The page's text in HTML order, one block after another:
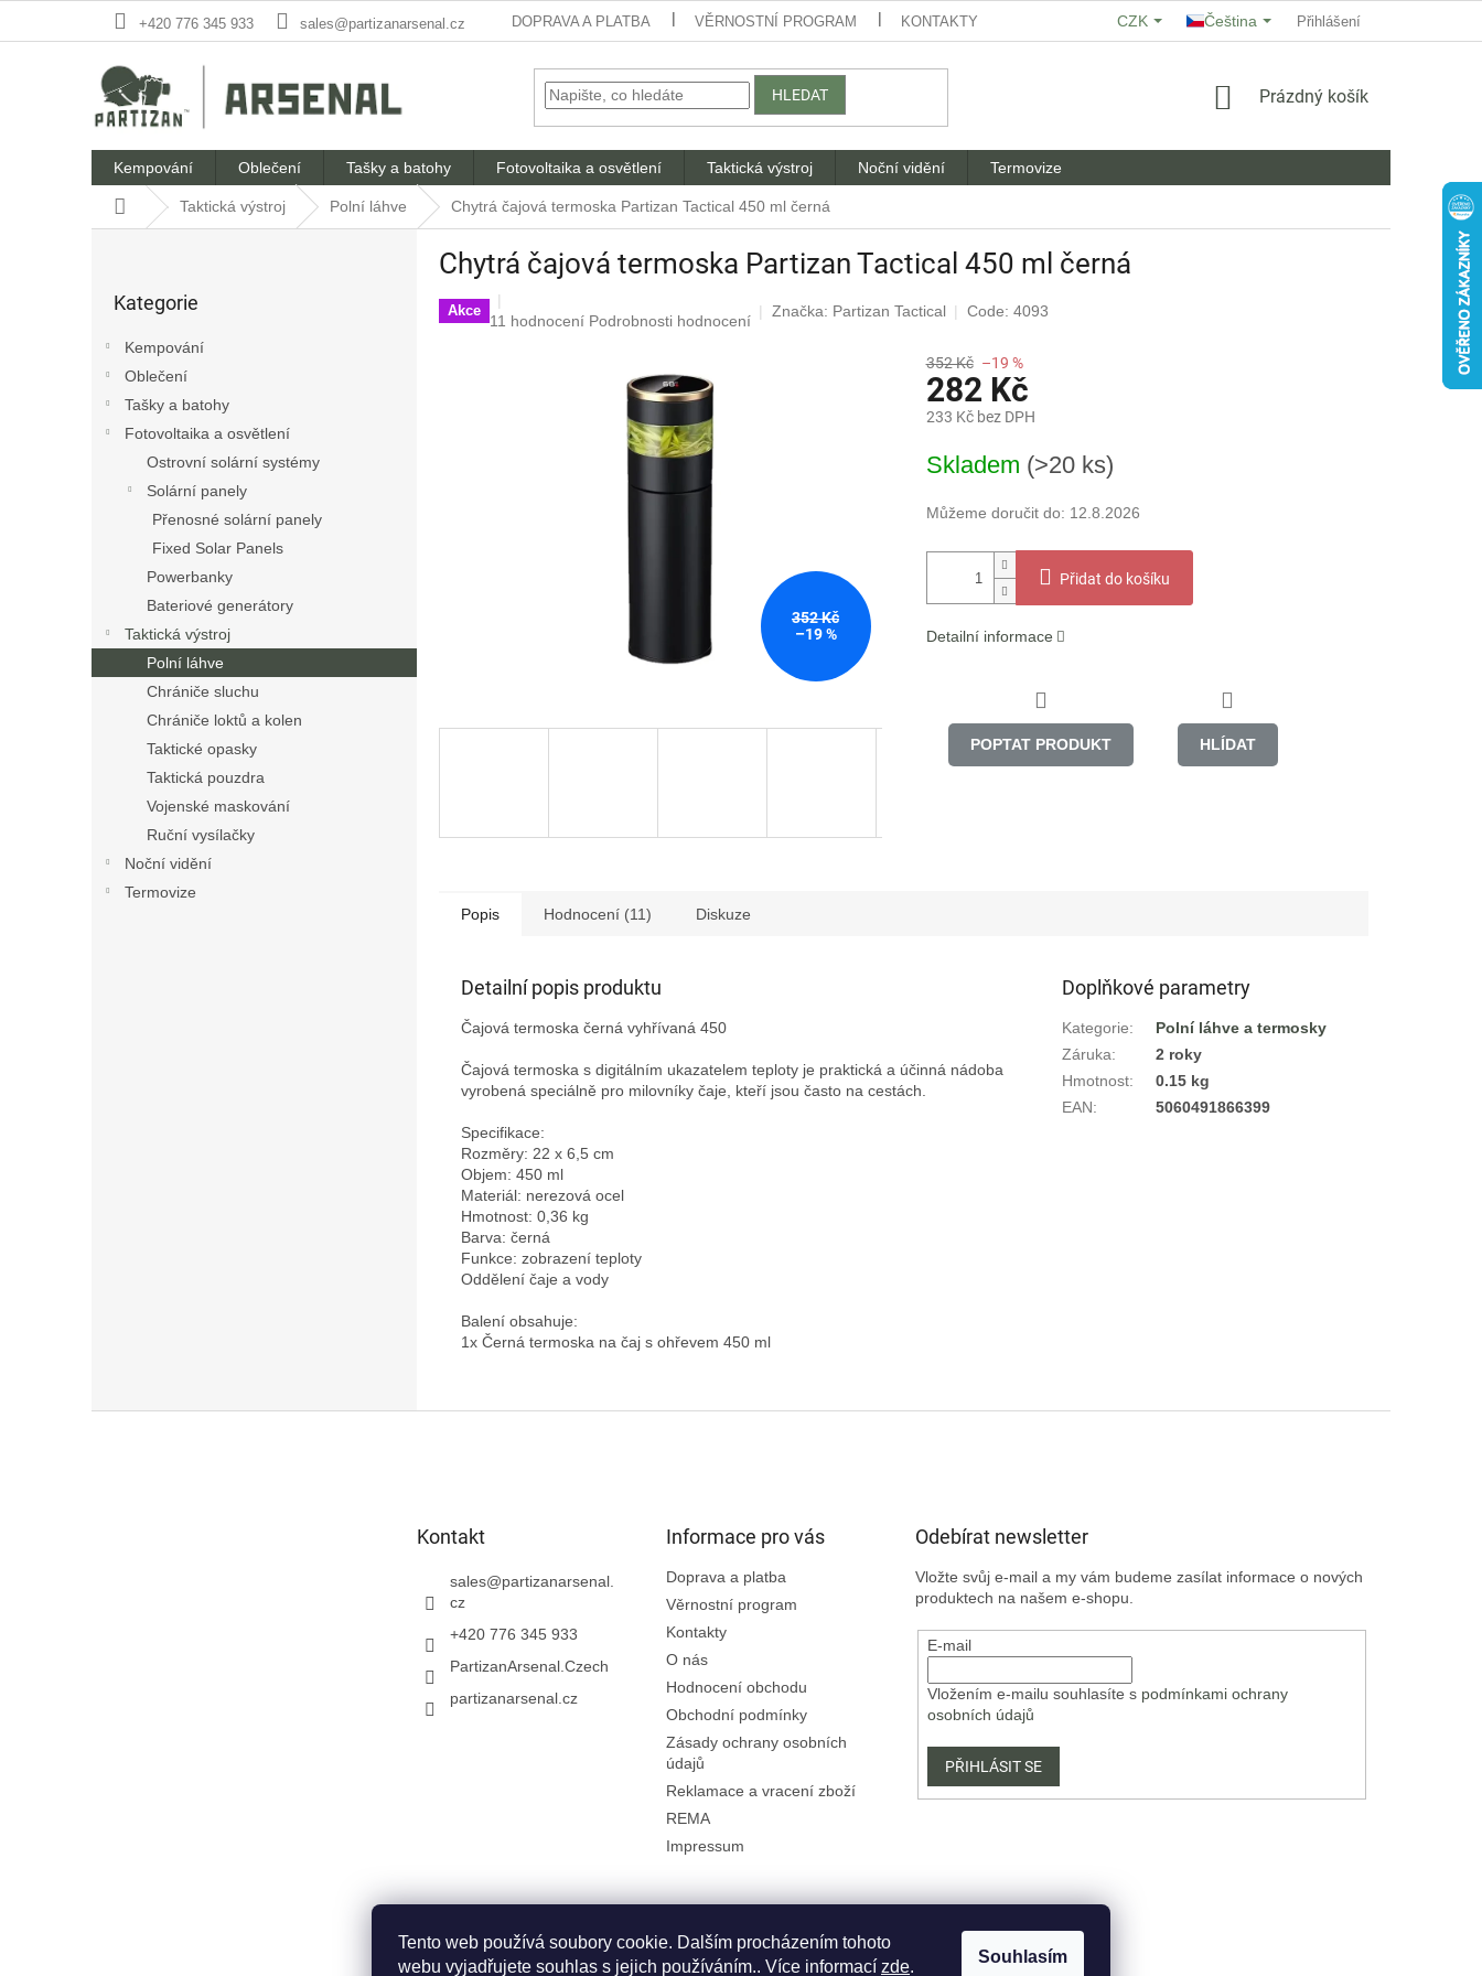
Tento web používá soubory cookie. Dalším procházením tohoto
webu vyjadřujete souhlas s jejich používáním.. Více informací zde.
Souhlasím
+420 776 345 933 sales@partizanarsenal.cz DOPRAVA A PLATBA VĚRNOSTNÍ PROGRAM KONTAKTY HODNOCENÍ OBCHODU OBCHODNÍ PODMÍNKY
CZK Čeština Přihlášení
HLEDAT
NÁKUPNÍ
Prázdný košík
Kempování Oblečení Tašky a batohy Fotovoltaika a osvětlení Taktická výstroj Noční vidění Termovize
Domů Taktická výstroj Polní láhve Chytrá čajová termoska Partizan Tactical 450 ml černá
kategorie
Kategorie
Kempování
Oblečení
Tašky a batohy
Fotovoltaika a osvětlení
Ostrovní solární systémy
Solární panely
Přenosné solární panely
Fixed Solar Panels
Powerbanky
Bateriové generátory
Taktická výstroj
Polní láhve
Chrániče sluchu
Chrániče loktů a kolen
Taktické opasky
Taktická pouzdra
Vojenské maskování
Ruční vysílačky
Noční vidění
Termovize
Chytrá čajová termoska Partizan Tactical 450 ml černá
Akce
Průměrné
11 hodnocení Podrobnosti hodnocení
Značka: Partizan Tactical Code: 4093
352 Kč
–19 %
352 Kč –19 %
282 Kč
233 Kč bez DPH
cena:
Skladem (>20 ks)
Můžeme doručit do: 12.8.2026
Přidat do košíku
Detailní informace
POPTAT PRODUKT HLÍDAT
Popis Hodnocení (11) Diskuze
Detailní popis produktu
Čajová termoska černá vyhřívaná 450
Čajová termoska s digitálním ukazatelem teploty je praktická a účinná nádoba
vyrobená speciálně pro milovníky čaje, kteří jsou často na cestách.
Specifikace:
Rozměry: 22 x 6,5 cm
Objem: 450 ml
Materiál: nerezová ocel
Hmotnost: 0,36 kg
Barva: černá
Funkce: zobrazení teploty
Oddělení čaje a vody
Balení obsahuje:
Doplňkové parametry
Kategorie:
Polní láhve a termosky
Záruka:
2 roky
Hmotnost:
0.15 kg
EAN: 5060491866399
Kontakt
sales@partizanarsenal.
cz
+420 776 345 933
PartizanArsenal.Czech
partizanarsenal.cz
Informace pro vás
Doprava a platba
Věrnostní program
Kontakty
O nás
Hodnocení obchodu
Obchodní podmínky
Zásady ochrany osobních
údajů
Reklamace a vracení zboží
REMA
Impressum
Odebírat newsletter
Vložte svůj e-mail a my vám budeme zasílat informace o nových
produktech na našem e-shopu.
E-mail
Vložením e-mailu souhlasíte s podmínkami ochrany
osobních údajů
PŘIHLÁSIT SE